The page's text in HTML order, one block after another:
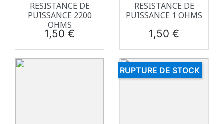
RESISTANCE DE
PUISSANCE 2200
OHMS
Prix
1,50 €
RESISTANCE DE
PUISSANCE 1 OHMS
Prix
1,50 €
RUPTURE DE STOCK